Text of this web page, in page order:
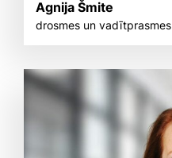
Agnija Šmite
drosmes un